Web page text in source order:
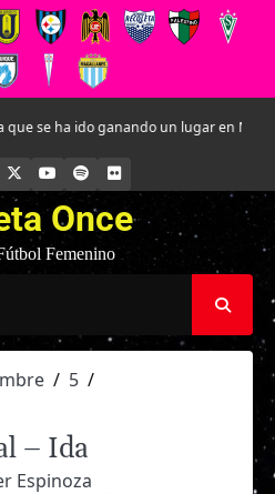
ganando un lugar en Magallanes
YOUTUBE
SPOTIFYFLICKR
Once
Femenino
5
– Ida
Espinoza